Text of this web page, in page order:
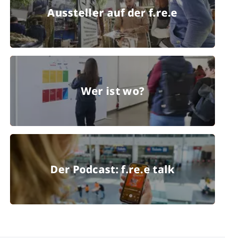
Aussteller auf der f.re.e
free 2019, f.re.e 2019, Camping, Caravan, Reisen, C5
© Messe
München GmbH
Wer ist wo?
© Messe München GmbH
Der Podcast: f.re.e talk
Der Podcast: f.re.e talk